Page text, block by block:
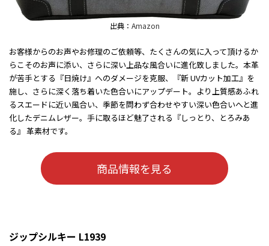
出典： Amazon
お客様からのお声やお修理のご依頼等、たくさんの気に入って頂けるか
らこそのお声に添い、さらに深い上品な風合いに進化致しました。本革
が苦手とする『日焼け』へのダメージを克服、『新 UVカット加工』を
施し、さらに深く落ち着いた色合いにアップデート。より上質感あふれ
るスエードに近い風合い、季節を問わず合わせやすい深い色合いへと進
化したデニムレザー。手に取るほど魅了される『しっとり、とろみあ
る』 革素材です。
商品情報を見る
ジップシルキー L1939